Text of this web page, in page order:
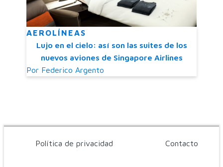
AEROLÍNEAS
Lujo en el cielo: así son las suites de los
nuevos aviones de Singapore Airlines
Por Federico Argento
Política de privacidad Contacto